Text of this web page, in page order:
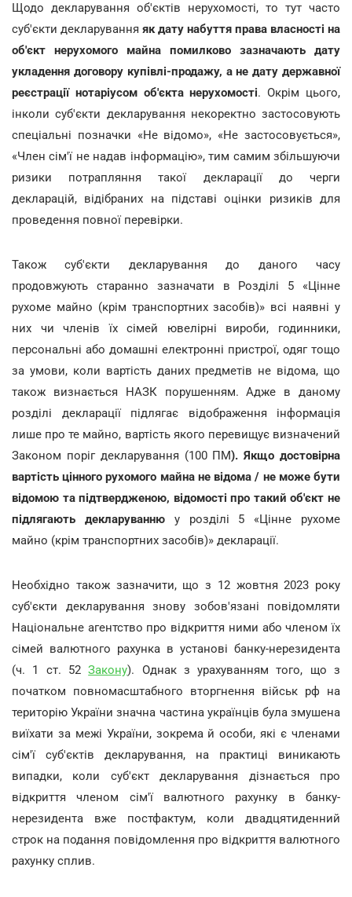
Щодо декларування об'єктів нерухомості, то тут часто
суб'єкти декларування як дату набуття права власності на
об'єкт нерухомого майна помилково зазначають дату
укладення договору купівлі-продажу, а не дату державної
реєстрації нотаріусом об'єкта нерухомості. Окрім цього,
інколи суб'єкти декларування некоректно застосовують
спеціальні позначки «Не відомо», «Не застосовується»,
«Член сім'ї не надав інформацію», тим самим збільшуючи
ризики потрапляння такої декларації до черги
декларацій, відібраних на підставі оцінки ризиків для
проведення повної перевірки.
Також суб'єкти декларування до даного часу
продовжують старанно зазначати в Розділі 5 «Цінне
рухоме майно (крім транспортних засобів)» всі наявні у
них чи членів їх сімей ювелірні вироби, годинники,
персональні або домашні електронні пристрої, одяг тощо
за умови, коли вартість даних предметів не відома, що
також визнається НАЗК порушенням. Адже в даному
розділі декларації підлягає відображення інформація
лише про те майно, вартість якого перевищує визначений
Законом поріг декларування (100 ПМ). Якщо достовірна
вартість цінного рухомого майна не відома / не може бути
відомою та підтвердженою, відомості про такий об'єкт не
підлягають декларуваннюу розділі 5 «Цінне рухоме
майно (крім транспортних засобів)» декларації.
Необхідно також зазначити, що з 12 жовтня 2023 року
суб'єкти декларування знову зобов'язані повідомляти
Національне агентство про відкриття ними або членом їх
сімей валютного рахунка в установі банку-нерезидента
(ч. 1 ст. 52Закону). Однак з урахуванням того, що з
початком повномасштабного вторгнення військ рф на
територію України значна частина українців була змушена
виїхати за межі України, зокрема й особи, які є членами
сім'ї суб'єктів декларування, на практиці виникають
випадки, коли суб'єкт декларування дізнається про
відкриття членом сім'ї валютного рахунку в банку-
нерезидента вже постфактум, коли двадцятиденний
строк на подання повідомлення про відкриття валютного
рахунку сплив.